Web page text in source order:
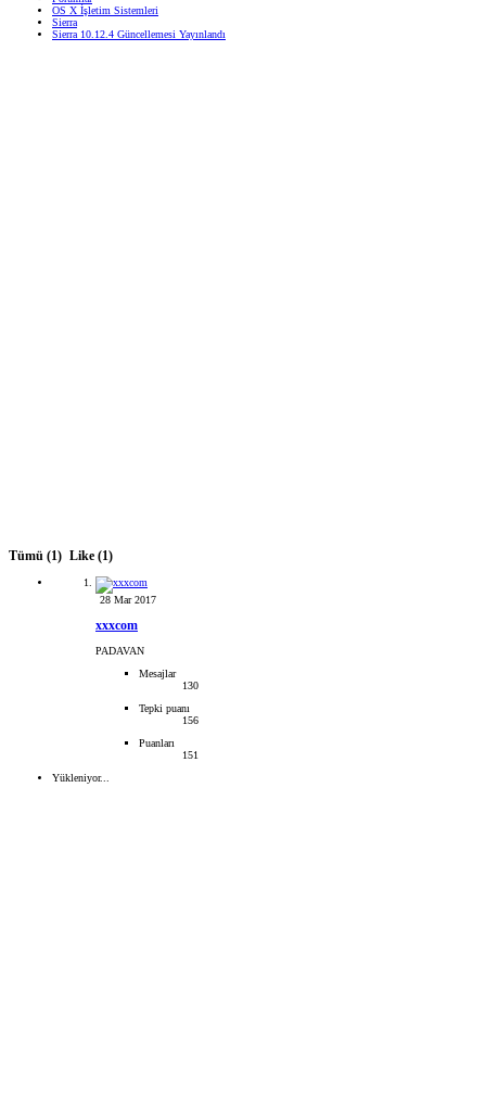
OS X İşletim Sistemleri
Sierra
Sierra 10.12.4 Güncellemesi Yayınlandı
Tümü (1) Like (1)
28 Mar 2017
xxxcom
PADAVAN
Mesajlar
130
Tepki puanı
156
Puanları
151
Yükleniyor...